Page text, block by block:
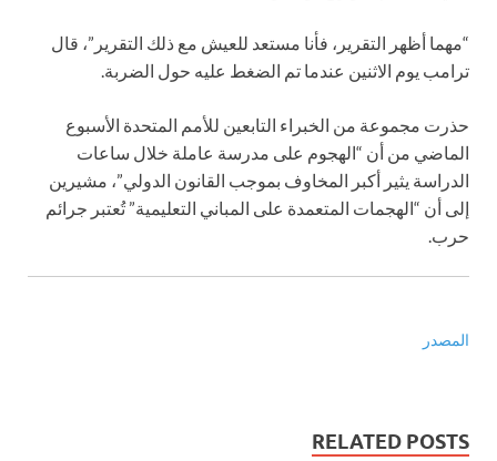
“مهما أظهر التقرير، فأنا مستعد للعيش مع ذلك التقرير”، قال
ترامب يوم الاثنين عندما تم الضغط عليه حول الضربة.
حذرت مجموعة من الخبراء التابعين للأمم المتحدة الأسبوع
الماضي من أن “الهجوم على مدرسة عاملة خلال ساعات
الدراسة يثير أكبر المخاوف بموجب القانون الدولي”، مشيرين
إلى أن “الهجمات المتعمدة على المباني التعليمية” تُعتبر جرائم
حرب.
المصدر
RELATED POSTS